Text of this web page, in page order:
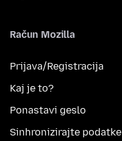
Račun Mozilla
Prijava/Registracija
Kaj je to?
Ponastavi geslo
Sinhronizirajte podatke